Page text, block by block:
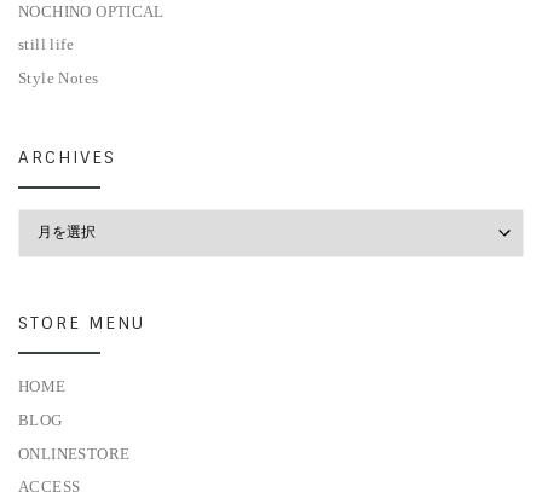
NOCHINO OPTICAL
still life
Style Notes
ARCHIVES
STORE MENU
HOME
BLOG
ONLINESTORE
ACCESS